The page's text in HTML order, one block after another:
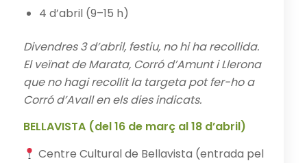
4 d’abril (9–15 h)
Divendres 3 d’abril, festiu, no hi ha recollida.
El veïnat de Marata, Corró d’Amunt i Llerona
que no hagi recollit la targeta pot fer-ho a
Corró d’Avall en els dies indicats.
BELLAVISTA (del 16 de març al 18 d’abril)
Centre Cultural de Bellavista (entrada pel